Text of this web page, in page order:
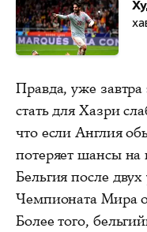
Правда, уже завтра
стать для Хазри
что если Англия
потеряет шансы на
Бельгия после
Чемпионата Мира
Более того,